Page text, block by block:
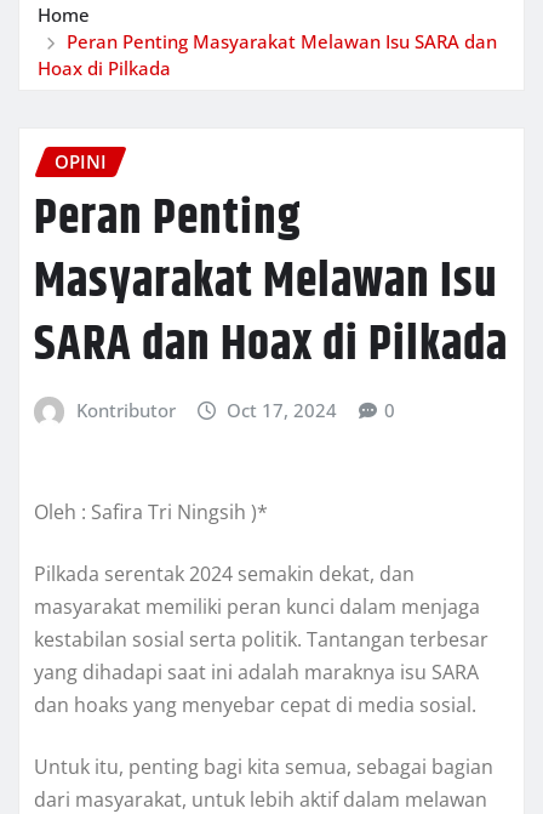
Home
Peran Penting Masyarakat Melawan Isu SARA dan
Hoax di Pilkada
OPINI
Peran Penting
Masyarakat Melawan Isu
SARA dan Hoax di Pilkada
Kontributor Oct 17, 2024 0
Oleh : Safira Tri Ningsih )*
Pilkada serentak 2024 semakin dekat, dan
masyarakat memiliki peran kunci dalam menjaga
kestabilan sosial serta politik. Tantangan terbesar
yang dihadapi saat ini adalah maraknya isu SARA
dan hoaks yang menyebar cepat di media sosial.
Untuk itu, penting bagi kita semua, sebagai bagian
dari masyarakat, untuk lebih aktif dalam melawan